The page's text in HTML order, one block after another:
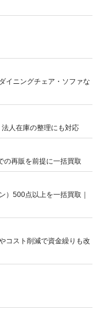
イニングチェア・ソファな
人在庫の整理にも対応
の再販を前提に一括買取
）500点以上を一括買取｜
コスト削減で資金繰りも改